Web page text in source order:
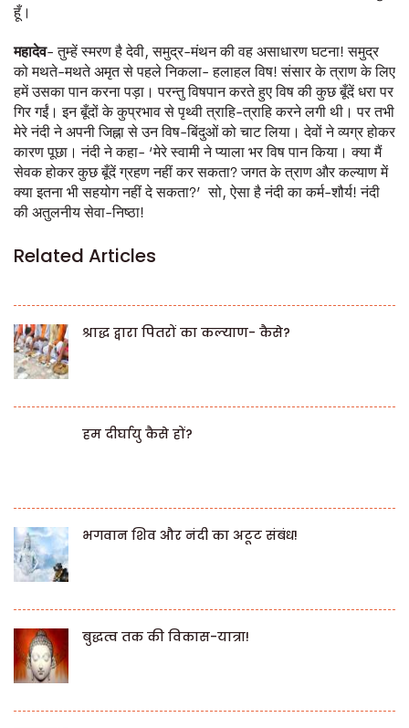
हूँ।
महादेव- तुम्हें स्मरण है देवी, समुद्र-मंथन की वह असाधारण घटना! समुद्र
को मथते-मथते अमृत से पहले निकला- हलाहल विष! संसार के त्राण के लिए
हमें उसका पान करना पड़ा। परन्तु विषपान करते हुए विष की कुछ बूँदें धरा पर
गिर गईं। इन बूँदों के कुप्रभाव से पृथ्वी त्राहि-त्राहि करने लगी थी। पर तभी
मेरे नंदी ने अपनी जिह्ना से उन विष-बिंदुओं को चाट लिया। देवों ने व्यग्र होकर
कारण पूछा। नंदी ने कहा- ‘मेरे स्वामी ने प्याला भर विष पान किया। क्या मैं
सेवक होकर कुछ बूँदें ग्रहण नहीं कर सकता? जगत के त्राण और कल्याण में
क्या इतना भी सहयोग नहीं दे सकता?’ सो, ऐसा है नंदी का कर्म-शौर्य! नंदी
की अतुलनीय सेवा-निष्ठा!
Related Articles
श्राद्ध द्वारा पितरों का कल्याण- कैसे?
हम दीर्घायु कैसे हों?
भगवान शिव और नंदी का अटूट संबंध!
बुद्धत्व तक की विकास-यात्रा!